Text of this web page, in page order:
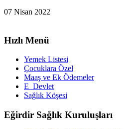
07 Nisan 2022
Hızlı Menü
Yemek Listesi
Çocuklara Özel
Maaş ve Ek Ödemeler
E_Devlet
Sağlık Köşesi
Eğirdir Sağlık Kuruluşları